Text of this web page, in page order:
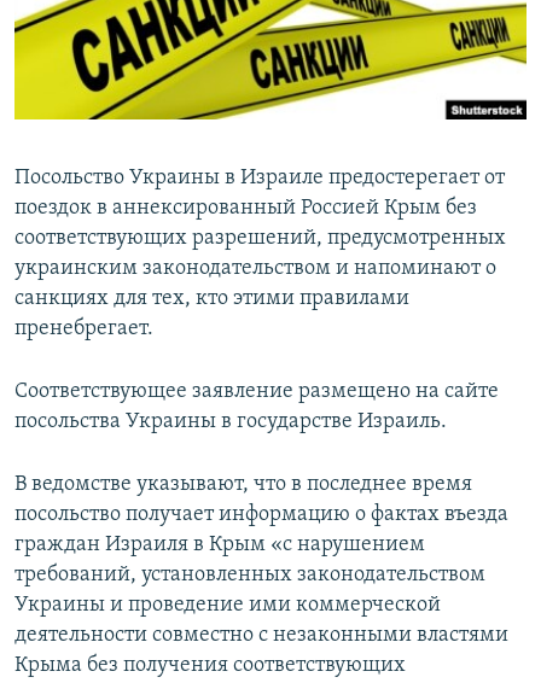
ПОБЕДИТЕЛЕЙ НЕ СУДЯТ?
КРЫМ.НЕПОКОРЕННЫЙ
ПРИСОЕДИНЯЙТЕСЬ!
Все сайты RFE/RL
Посольство Украины в Израиле предостерегает от
поездок в аннексированный Россией Крым без
соответствующих разрешений, предусмотренных
украинским законодательством и напоминают о
санкциях для тех, кто этими правилами
пренебрегает.
Соответствующее заявление размещено на сайте
посольства Украины в государстве Израиль.
В ведомстве указывают, что в последнее время
посольство получает информацию о фактах въезда
граждан Израиля в Крым «с нарушением
требований, установленных законодательством
Украины и проведение ими коммерческой
деятельности совместно с незаконными властями
Крыма без получения соответствующих